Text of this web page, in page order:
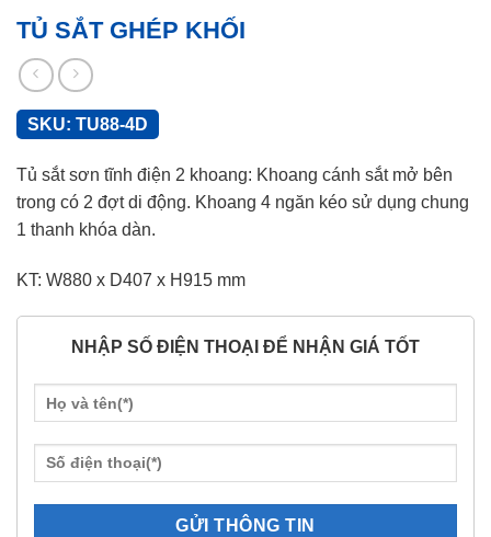
TỦ SẮT GHÉP KHỐI
SKU: TU88-4D
Tủ sắt sơn tĩnh điện 2 khoang: Khoang cánh sắt mở bên
trong có 2 đợt di động. Khoang 4 ngăn kéo sử dụng chung
1 thanh khóa dàn.
KT: W880 x D407 x H915 mm
NHẬP SỐ ĐIỆN THOẠI ĐỂ NHẬN GIÁ TỐT